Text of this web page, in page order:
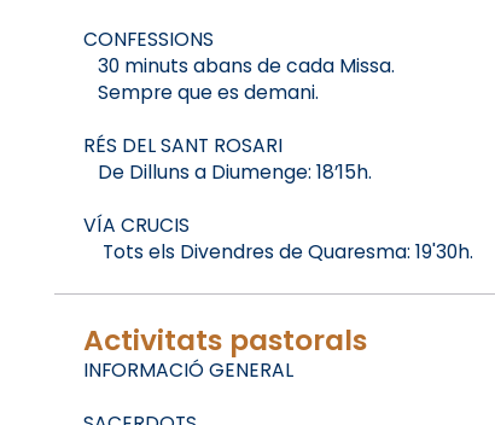
CONFESSIONS
30 minuts abans de cada Missa.
Sempre que es demani.
RÉS DEL SANT ROSARI
De Dilluns a Diumenge: 18’15h.
VÍA CRUCIS
Tots els Divendres de Quaresma: 19'30h.
Activitats pastorals
INFORMACIÓ GENERAL